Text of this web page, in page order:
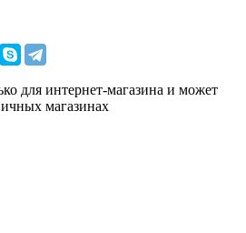
для интернет-магазина и может
магазинах